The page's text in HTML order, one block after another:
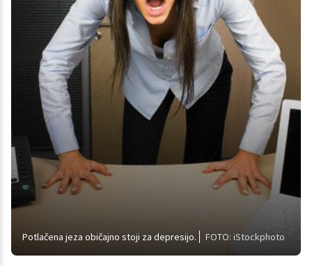
Potlačena jeza običajno stoji za depresijo. FOTO: iStockphoto